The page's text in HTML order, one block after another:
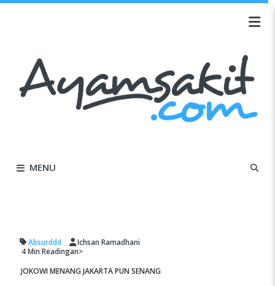
MENU
Absurddd
Ichsan Ramadhani
4 Min Readingan>
JOKOWI MENANG JAKARTA PUN SENANG